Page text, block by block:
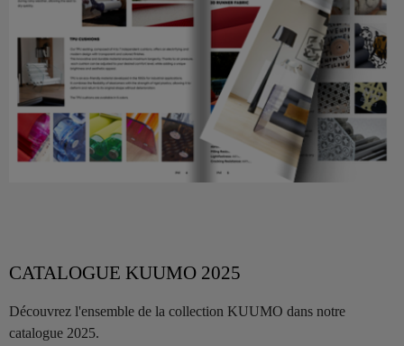
CATALOGUE KUUMO 2025
Découvrez l'ensemble de la collection KUUMO dans notre
catalogue 2025.